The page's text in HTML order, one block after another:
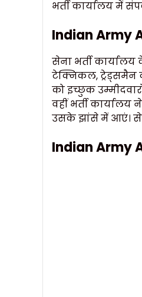
भर्ती कार्यालय में
Indian Army
सेना भर्ती
टेक्निकल, ट्रेड्समैन
को इच्छुक
वहीं भर्ती
उसके झांसे में आएं।
Indian Army